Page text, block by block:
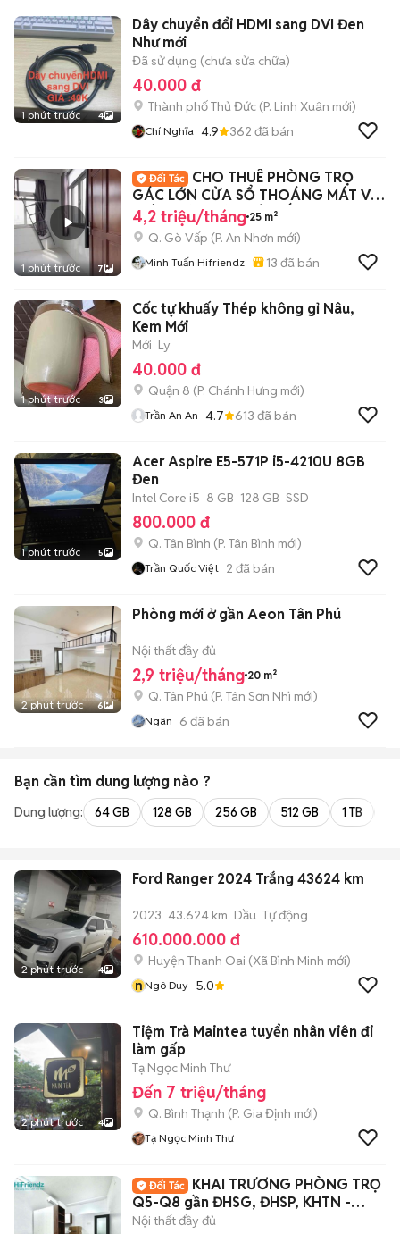
1 phút trước 4
Dây chuyển đổi HDMI sang DVI Đen
Như mới
Đã sử dụng (chưa sửa chữa)
40.000 đ
Thành phố Thủ Đức (P. Linh Xuân mới)
Chí Nghĩa 4.9 362 đã bán
1 phút trước 7
CHO THUÊ PHÒNG TRỌ
GÁC LỚN CỬA SỔ THOÁNG MÁT VỊ
TRÍ THUẬN TIỆN GÒ VẤP
4,2 triệu/tháng 25 m²
Q. Gò Vấp (P. An Nhơn mới)
Minh Tuấn Hifriendz 13 đã bán
1 phút trước 3
Cốc tự khuấy Thép không gỉ Nâu,
Kem Mới
Mới Ly
40.000 đ
Quận 8 (P. Chánh Hưng mới)
Trần An An 4.7 613 đã bán
1 phút trước 5
Acer Aspire E5-571P i5-4210U 8GB
Đen
Intel Core i5 8 GB 128 GB SSD
800.000 đ
Q. Tân Bình (P. Tân Bình mới)
Trần Quốc Việt 2 đã bán
2 phút trước 6
Phòng mới ở gần Aeon Tân Phú
Nội thất đầy đủ
2,9 triệu/tháng 20 m²
Q. Tân Phú (P. Tân Sơn Nhì mới)
Ngân 6 đã bán
Bạn cần tìm dung lượng nào ?
Dung lượng: 64 GB 128 GB 256 GB 512 GB 1 TB
2 phút trước 4
Ford Ranger 2024 Trắng 43624 km
2023 43.624 km Dầu Tự động
610.000.000 đ
Huyện Thanh Oai (Xã Bình Minh mới)
nNgô Duy 5.0
2 phút trước 4
Tiệm Trà Maintea tuyển nhân viên đi
làm gấp
Tạ Ngọc Minh Thư
Đến 7 triệu/tháng
Q. Bình Thạnh (P. Gia Định mới)
Tạ Ngọc Minh Thư
KHAI TRƯƠNG PHÒNG TRỌ
Q5-Q8 gần ĐHSG, ĐHSP, KHTN -
1,2ng ở - An ninh
Nội thất đầy đủ